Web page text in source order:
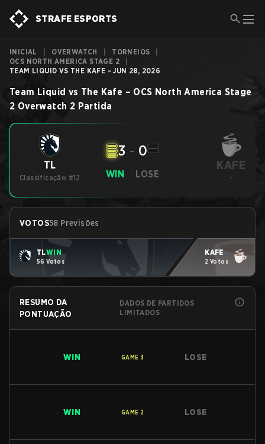
STRAFE ESPORTS
INICIAL OVERWATCH TORNEIOS
OCS NORTH AMERICA STAGE 2
TEAM LIQUID VS THE KAFE - JUN 28, 2026
Team Liquid vs The Kafe – OCS North America Stage
2 Overwatch 2 Partida
TL
Classificação #12 WIN
3 - 0
LOSE
KAFE
-
VOTOS58 Previsões
TLWIN
56 Votos
KAFE
2 Votos
RESUMO DA
PONTUAÇÃO
DADOS DE PARTIDOS
LIMITADOS
WIN GAME 3 LOSE
WIN GAME 2 LOSE